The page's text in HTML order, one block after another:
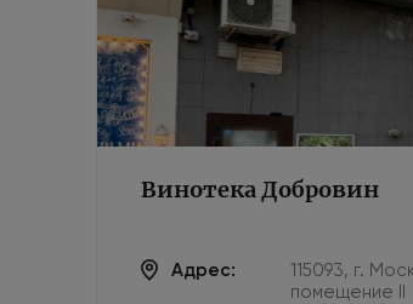
Винотека Добровин
Адрес:
115093, г.
помещение II